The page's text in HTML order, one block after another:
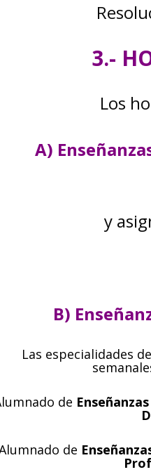
3.-
Los
A)
y
B)
Las especialidades
de Enseñanzas
de